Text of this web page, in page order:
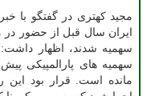
مجید کهتری در گفتگو با
سهمیه شدند، اظهار
سهمیه های پارالمپیکی
مانده است. قرار بود این